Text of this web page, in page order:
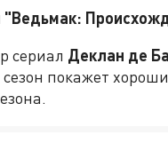
"Ведьмак:
сериал Деклан де
покажет